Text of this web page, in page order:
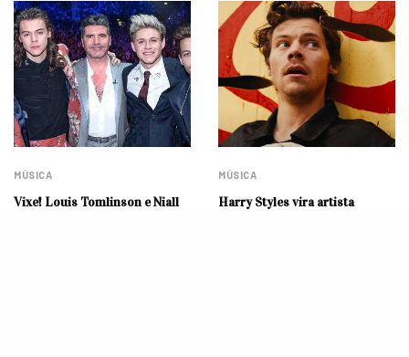
MÚSICA
Vixe! Louis Tomlinson e Niall
MÚSICA
Harry Styles vira artista